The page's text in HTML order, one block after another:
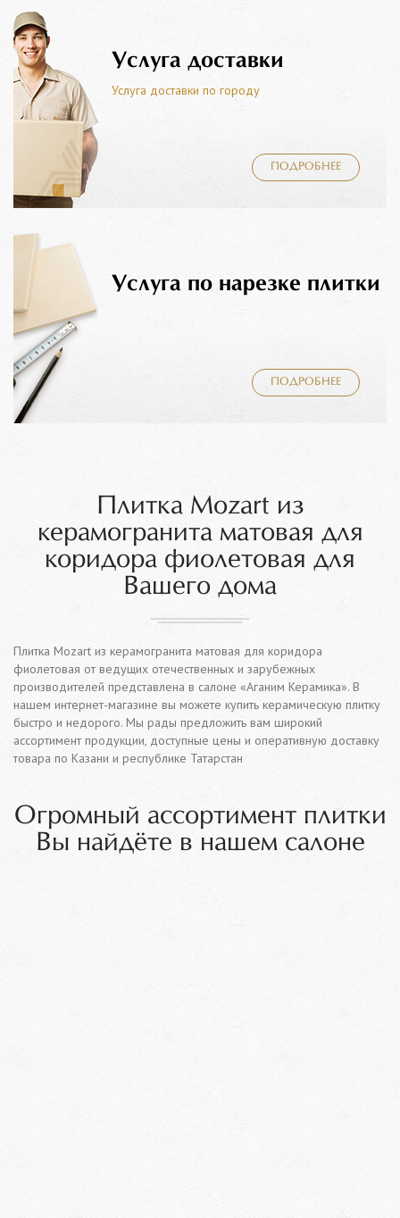
Услуга доставки
Услуга доставки по городу
ПОДРОБНЕЕ
Услуга по нарезке плитки
ПОДРОБНЕЕ
Плитка Mozart из
керамогранита матовая для
коридора фиолетовая для
Вашего дома
Плитка Mozart из керамогранита матовая для коридора
фиолетовая от ведущих отечественных и зарубежных
производителей представлена в салоне «Аганим Керамика». В
нашем интернет-магазине вы можете купить керамическую плитку
быстро и недорого. Мы рады предложить вам широкий
ассортимент продукции, доступные цены и оперативную доставку
товара по Казани и республике Татарстан
Огромный ассортимент плитки
Вы найдёте в нашем салоне